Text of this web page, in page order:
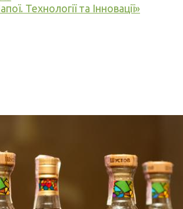
Технології та Інновації»